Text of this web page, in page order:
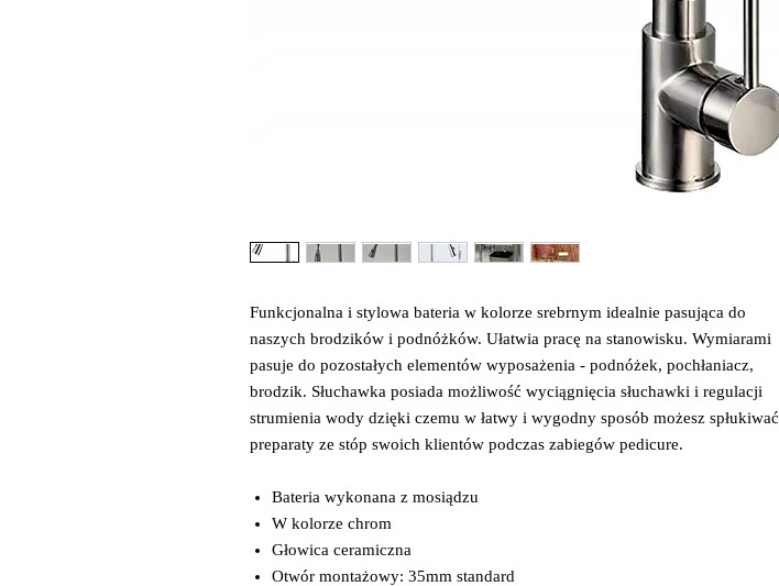
​Funkcjonalna i stylowa bateria w kolorze srebrnym idealnie pasująca do
naszych brodzików i podnóżków. Ułatwia pracę na stanowisku. Wymiarami
pasuje do pozostałych elementów wyposażenia - podnóżek, pochłaniacz,
brodzik. Słuchawka posiada możliwość wyciągnięcia słuchawki i regulacji
strumienia wody dzięki czemu w łatwy i wygodny sposób możesz spłukiwać
preparaty ze stóp swoich klientów podczas zabiegów pedicure.
Bateria wykonana z mosiądzu
W kolorze chrom
Głowica ceramiczna
Otwór montażowy: 35mm standard